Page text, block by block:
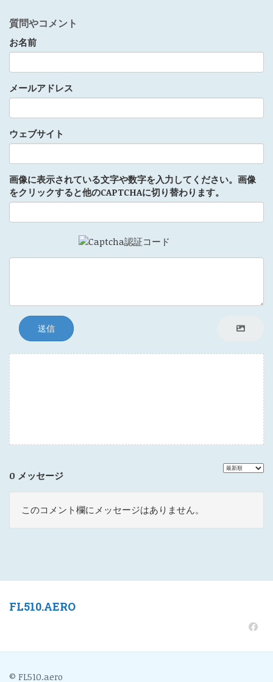
質問やコメント
お名前
メールアドレス
ウェブサイト
画像に表示されている文字や数字を入力してください。画像
をクリックすると他のCAPTCHAに切り替わります。
送信
0 メッセージ
このコメント欄にメッセージはありません。
FL510.AERO
© FL510.aero